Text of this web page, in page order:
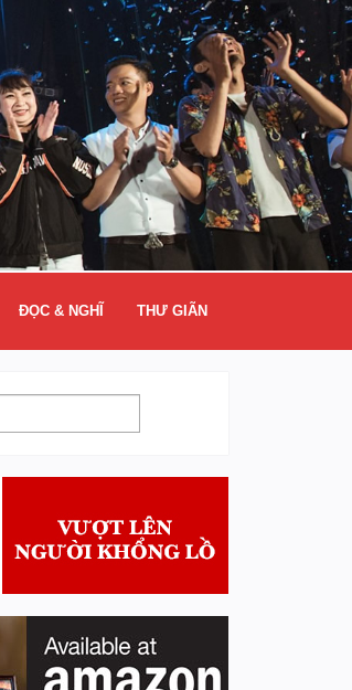
ĐỌC & NGHĨ THƯ GIÃN